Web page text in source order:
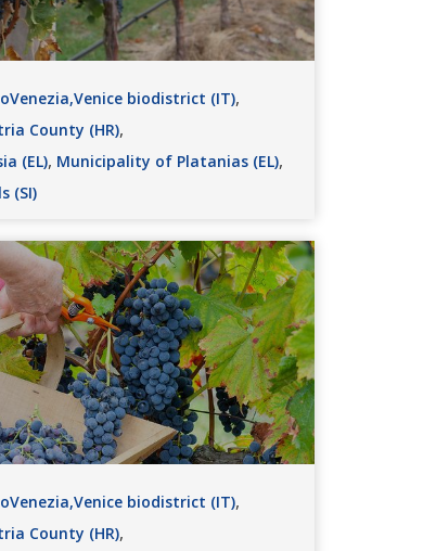
biodistrict (IT),
County (HR),
(EL), Municipality of Platanias (EL),
(SI)
biodistrict (IT),
County (HR),